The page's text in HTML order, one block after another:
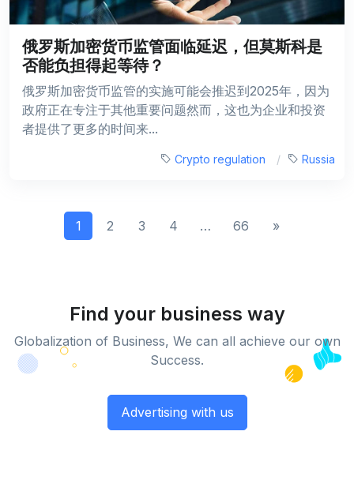
俄罗斯加密货币监管面临延迟，但莫斯科是
否能负担得起等待？
俄罗斯加密货币监管的实施可能会推迟到2025年，因为
政府正在专注于其他重要问题然而，这也为企业和投资
者提供了更多的时间来...
Crypto regulation Russia
1 2 3 4 … 66 »
Find your business way
Globalization of Business, We can all achieve our own
Success.
Advertising with us